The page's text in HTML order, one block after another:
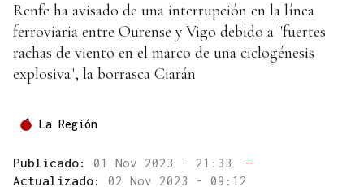
Renfe ha avisado de una interrupción en la línea
ferroviaria entre Ourense y Vigo debido a "fuertes
rachas de viento en el marco de una ciclogénesis
explosiva", la borrasca Ciarán
La Región
Publicado: 01 Nov 2023 - 21:33
—
Actualizado: 02 Nov 2023 - 09:12